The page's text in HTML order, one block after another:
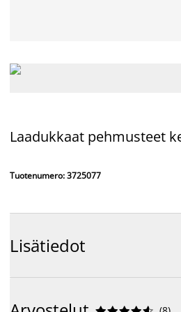
Laadukkaat pehmusteet
Tuotenumero: 3725077
Lisätiedot